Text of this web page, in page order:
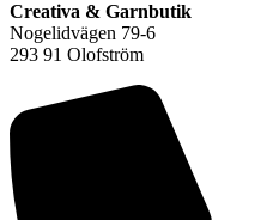
Creativa & Garnbutik
Nogelidvägen 79-6
293 91 Olofström